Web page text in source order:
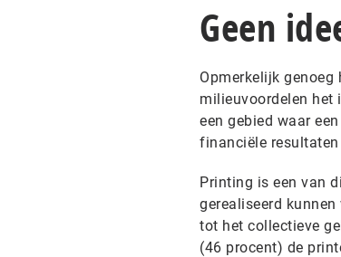
Geen
Opmerkelijk genoeg
milieuvoordelen het
een gebied waar
financiële
Printing is een van
gerealiseerd
tot het collectieve
(46 procent) de